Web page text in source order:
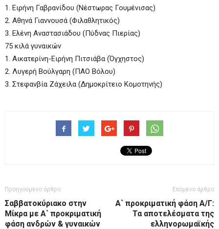
1. Ειρήνη Γαβρανίδου (Νέστωρας Γουμένισας)
2. Αθηνά Γιαννουσά (Φιλαθλητικός)
3. Ελένη Αναστασιάδου (Πύδνας Πιερίας)
75 κιλά γυναικών
1. Αικατερίνη-Ειρήνη Πιτσιάβα (Όγχηστος)
2. Λυγερή Βούλγαρη (ΠΑΟ Βόλου)
3. Στεφανβία Ζάχειλα (Δημοκρίτειο Κομοτηνής)
Προηγούμενο άρθρο
Σαββατοκύριακο στην
Μίκρα με Α` προκριματική
φάση ανδρών & γυναικών
Επόμενο άρθρο
A` προκριματική φάση Α/Γ:
Τα αποτελέσματα της
ελληνορωμαϊκής